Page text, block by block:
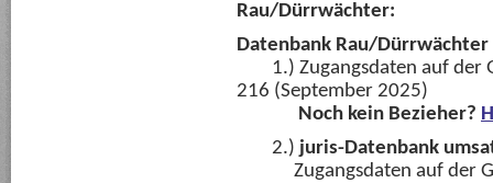
Rau/Dürrwächter:
Datenbank Rau/
1.) Zugangsdaten auf der
216 (September 2025)
Noch kein Bezieher?
2.) juris-Datenbank
Zugangsdaten auf der